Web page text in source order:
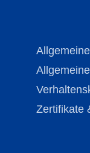
Zertifikate